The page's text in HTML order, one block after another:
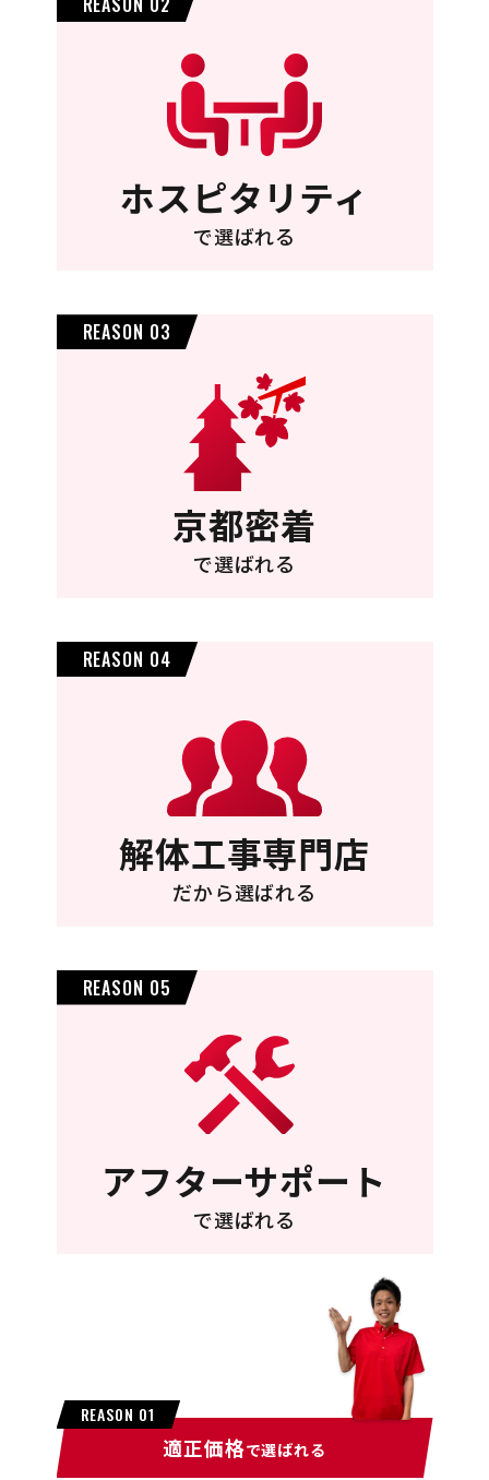
ホスピタリティ
で選ばれる
REASON 03
京都密着
で選ばれる
REASON 04
解体工事専門店
だから選ばれる
REASON 05
アフターサポート
で選ばれる
REASON 01
適正価格で選ばれる